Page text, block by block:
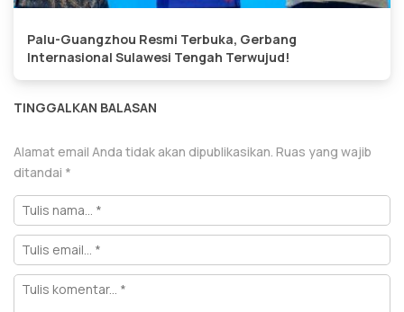
Palu-Guangzhou Resmi Terbuka, Gerbang
Internasional Sulawesi Tengah Terwujud!
TINGGALKAN BALASAN
Alamat email Anda tidak akan dipublikasikan. Ruas yang wajib
ditandai *